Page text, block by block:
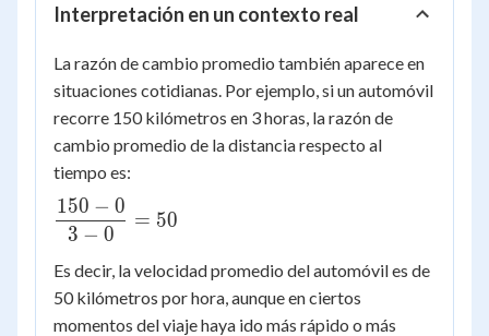
Interpretación en un contexto real
La razón de cambio promedio también aparece en
situaciones cotidianas. Por ejemplo, si un automóvil
recorre 150 kilómetros en 3 horas, la razón de
cambio promedio de la distancia respecto al
tiempo es:
\dfrac{150
- 0}{3 - 0}
= 50
3 − 0
150 − 0
= 50
Es decir, la velocidad promedio del automóvil es de
50 kilómetros por hora, aunque en ciertos
momentos del viaje haya ido más rápido o más